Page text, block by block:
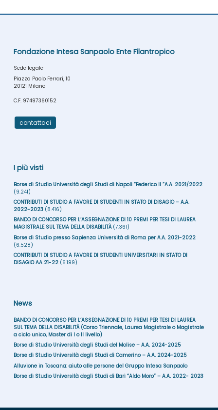
Fondazione Intesa Sanpaolo Ente Filantropico
Sede legale
Piazza Paolo Ferrari, 10
20121 Milano
C.F. 97497360152
contattaci
I più visti
Borse di Studio Università degli Studi di Napoli “Federico II ”A.A. 2021/2022
(9.241)
CONTRIBUTI DI STUDIO A FAVORE DI STUDENTI IN STATO DI DISAGIO – A.A.
2022-2023 (8.416)
BANDO DI CONCORSO PER L’ASSEGNAZIONE DI 10 PREMI PER TESI DI LAUREA
MAGISTRALE SUL TEMA DELLA DISABILITÀ (7.361)
Borse di Studio presso Sapienza Università di Roma per A.A. 2021-2022
(6.528)
CONTRIBUTI DI STUDIO A FAVORE DI STUDENTI UNIVERSITARI IN STATO DI
DISAGIO AA 21-22 (6.199)
News
BANDO DI CONCORSO PER L’ASSEGNAZIONE DI 10 PREMI PER TESI DI LAUREA
SUL TEMA DELLA DISABILITÀ (Corso Triennale, Laurea Magistrale o Magistrale
a ciclo unico, Master di I o II livello)
Borse di Studio Università degli Studi del Molise – A.A. 2024-2025
Borse di Studio Università degli Studi di Camerino – A.A. 2024-2025
Alluvione in Toscana: aiuto alle persone del Gruppo Intesa Sanpaolo
Borse di Studio Università degli Studi di Bari “Aldo Moro” – A.A. 2022- 2023